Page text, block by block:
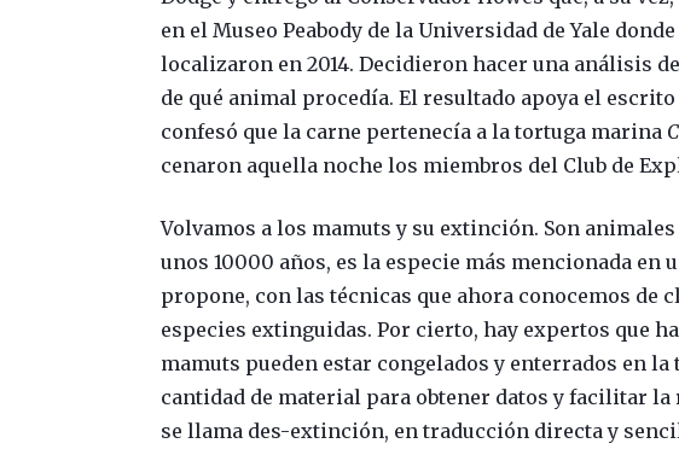
en el Museo Peabody de la Universidad de Yale
localizaron en 2014. Decidieron hacer una análisis
de qué animal procedía. El resultado apoya el
confesó que la carne pertenecía a la tortuga marina
cenaron aquella noche los miembros del Club de
Volvamos a los mamuts y su extinción. Son
unos 10000 años, es la especie más mencionada en
propone, con las técnicas que ahora conocemos de
especies extinguidas. Por cierto, hay expertos que
mamuts pueden estar congelados y enterrados en la
cantidad de material para obtener datos y facilitar la
se llama des-extinción, en traducción directa y